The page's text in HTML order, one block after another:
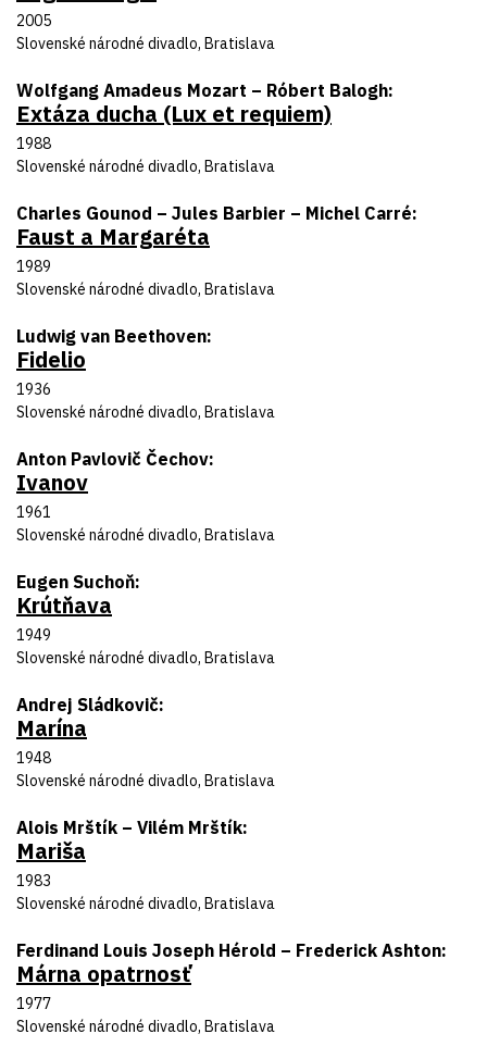
Rok uvedenia
2005
Divadlo
Slovenské národné divadlo, Bratislava
Autor predlohy
Wolfgang Amadeus Mozart – Róbert Balogh
Názov inscenácie
Extáza ducha (Lux et requiem)
Rok uvedenia
1988
Divadlo
Slovenské národné divadlo, Bratislava
Autor predlohy
Charles Gounod – Jules Barbier – Michel Carré
Názov inscenácie
Faust a Margaréta
Rok uvedenia
1989
Divadlo
Slovenské národné divadlo, Bratislava
Autor predlohy
Ludwig van Beethoven
Názov inscenácie
Fidelio
Rok uvedenia
1936
Divadlo
Slovenské národné divadlo, Bratislava
Autor predlohy
Anton Pavlovič Čechov
Názov inscenácie
Ivanov
Rok uvedenia
1961
Divadlo
Slovenské národné divadlo, Bratislava
Autor predlohy
Eugen Suchoň
Názov inscenácie
Krútňava
Rok uvedenia
1949
Divadlo
Slovenské národné divadlo, Bratislava
Autor predlohy
Andrej Sládkovič
Názov inscenácie
Marína
Rok uvedenia
1948
Divadlo
Slovenské národné divadlo, Bratislava
Autor predlohy
Alois Mrštík – Vilém Mrštík
Názov inscenácie
Mariša
Rok uvedenia
1983
Divadlo
Slovenské národné divadlo, Bratislava
Autor predlohy
Ferdinand Louis Joseph Hérold – Frederick Ashton
Názov inscenácie
Márna opatrnosť
Rok uvedenia
1977
Divadlo
Slovenské národné divadlo, Bratislava